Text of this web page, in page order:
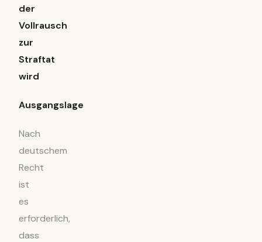
der
Vollrausch
zur
Straftat
wird
Ausgangslage
Nach
deutschem
Recht
ist
es
erforderlich,
dass